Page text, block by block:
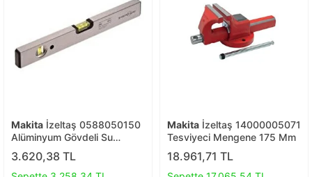
Makita İzeltaş 0588050150
Alüminyum Gövdeli Su
Terazisi 1500 Mm
3.620,38 TL
Makita İzeltaş 14000005071
Tesviyeci Mengene 175 Mm
18.961,71 TL